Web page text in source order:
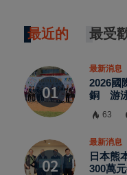
最近的 最受
最新消息
2026國
銅 游泳
63
最新消息
日本熊
300萬